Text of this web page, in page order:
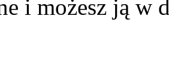
i możesz ją w